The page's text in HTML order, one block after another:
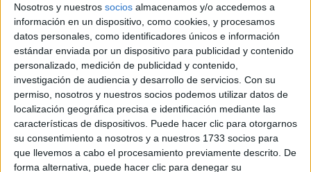
Nosotros y nuestros socios almacenamos y/o accedemos a
información en un dispositivo, como cookies, y procesamos
datos personales, como identificadores únicos e información
estándar enviada por un dispositivo para publicidad y contenido
personalizado, medición de publicidad y contenido,
investigación de audiencia y desarrollo de servicios. Con su
permiso, nosotros y nuestros socios podemos utilizar datos de
localización geográfica precisa e identificación mediante las
características de dispositivos. Puede hacer clic para otorgarnos
su consentimiento a nosotros y a nuestros 1733 socios para
que llevemos a cabo el procesamiento previamente descrito. De
forma alternativa, puede hacer clic para denegar su
WRC
S-CER
ERC
CERA
CERT
Internacionales
Campeonatos Autonómicos
Históricos
Dakar
RallyCross
Circuitos